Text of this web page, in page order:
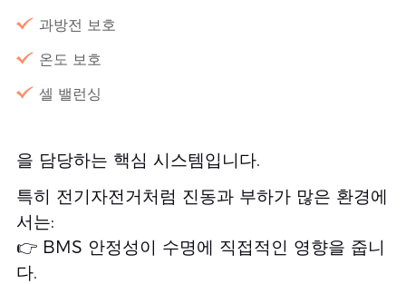
과방전 보호
온도 보호
셀 밸런싱
을 담당하는 핵심 시스템입니다.
특히 전기자전거처럼 진동과 부하가 많은 환경에
서는:
👉 BMS 안정성이 수명에 직접적인 영향을 줍니
다.